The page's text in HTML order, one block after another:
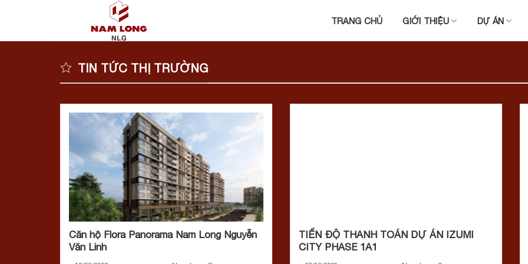
TRANG CHỦ GIỚI THIỆU DỰ ÁN
TIN TỨC THỊ TRƯỜNG
Căn hộ Flora Panorama Nam Long Nguyễn
Văn Linh
TIẾN ĐỘ THANH TOÁN DỰ ÁN IZUMI
CITY PHASE 1A1